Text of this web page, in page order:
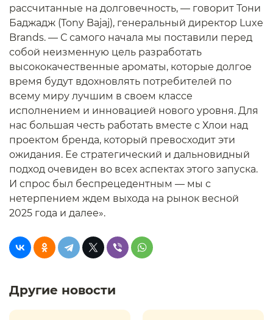
рассчитанные на долговечность, — говорит Тони
Баджадж (Tony Bajaj), генеральный директор Luxe
Brands. — С самого начала мы поставили перед
собой неизменную цель разработать
высококачественные ароматы, которые долгое
время будут вдохновлять потребителей по
всему миру лучшим в своем классе
исполнением и инновацией нового уровня. Для
нас большая честь работать вместе с Хлои над
проектом бренда, который превосходит эти
ожидания. Ее стратегический и дальновидный
подход очевиден во всех аспектах этого запуска.
И спрос был беспрецедентным — мы с
нетерпением ждем выхода на рынок весной
2025 года и далее».
Другие новости